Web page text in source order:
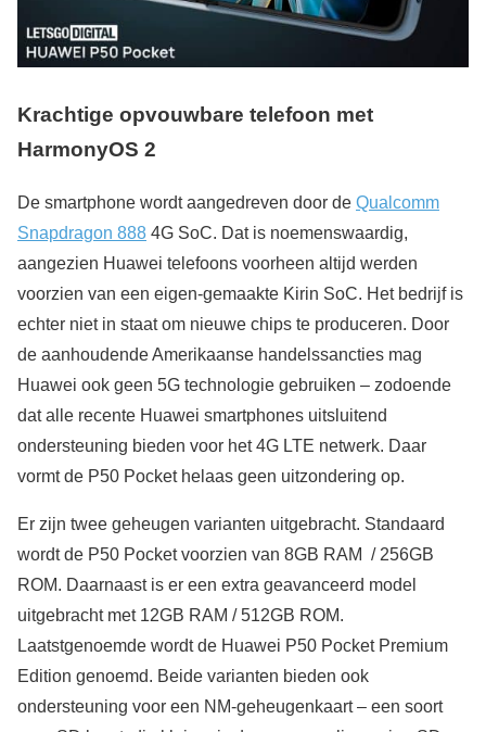
Krachtige opvouwbare telefoon met
HarmonyOS 2
De smartphone wordt aangedreven door de Qualcomm
Snapdragon 888 4G SoC. Dat is noemenswaardig,
aangezien Huawei telefoons voorheen altijd werden
voorzien van een eigen-gemaakte Kirin SoC. Het bedrijf is
echter niet in staat om nieuwe chips te produceren. Door
de aanhoudende Amerikaanse handelssancties mag
Huawei ook geen 5G technologie gebruiken – zodoende
dat alle recente Huawei smartphones uitsluitend
ondersteuning bieden voor het 4G LTE netwerk. Daar
vormt de P50 Pocket helaas geen uitzondering op.
Er zijn twee geheugen varianten uitgebracht. Standaard
wordt de P50 Pocket voorzien van 8GB RAM / 256GB
ROM. Daarnaast is er een extra geavanceerd model
uitgebracht met 12GB RAM / 512GB ROM.
Laatstgenoemde wordt de Huawei P50 Pocket Premium
Edition genoemd. Beide varianten bieden ook
ondersteuning voor een NM-geheugenkaart – een soort